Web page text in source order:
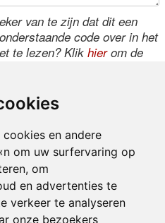
en andere
om uw surfervaring op
om
en advertenties te
verkeer te analyseren
onze bezoekers
van te zijn dat dit een
code over in het
te lezen? Klik hierom de